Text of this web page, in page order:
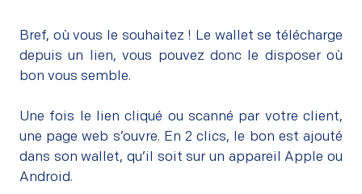
Bref, où vous le souhaitez ! Le wallet se télécharge
depuis un lien, vous pouvez donc le disposer où
bon vous semble.
Une fois le lien cliqué ou scanné par votre client,
une page web s’ouvre. En 2 clics, le bon est ajouté
dans son wallet, qu’il soit sur un appareil Apple ou
Android.